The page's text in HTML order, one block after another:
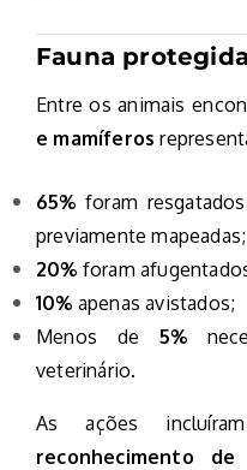
Fauna protegida
Entre os animais
e mamíferos
65% foram
previamente mapeadas;
20% foram
10% apenas avistados;
Menos de 5%
veterinário.
As ações
reconhecimento